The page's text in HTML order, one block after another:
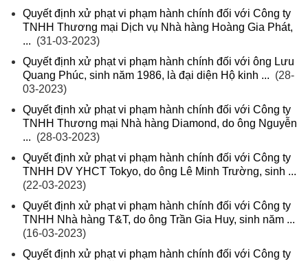
Quyết định xử phạt vi phạm hành chính đối với Công ty
TNHH Thương mại Dịch vụ Nhà hàng Hoàng Gia Phát,
... (31-03-2023)
Quyết định xử phạt vi phạm hành chính đối với ông Lưu
Quang Phúc, sinh năm 1986, là đại diện Hộ kinh ... (28-
03-2023)
Quyết định xử phạt vi phạm hành chính đối với Công ty
TNHH Thương mại Nhà hàng Diamond, do ông Nguyễn
... (28-03-2023)
Quyết định xử phạt vi phạm hành chính đối với Công ty
TNHH DV YHCT Tokyo, do ông Lê Minh Trường, sinh ...
(22-03-2023)
Quyết định xử phạt vi phạm hành chính đối với Công ty
TNHH Nhà hàng T&T, do ông Trần Gia Huy, sinh năm ...
(16-03-2023)
Quyết định xử phạt vi phạm hành chính đối với Công ty